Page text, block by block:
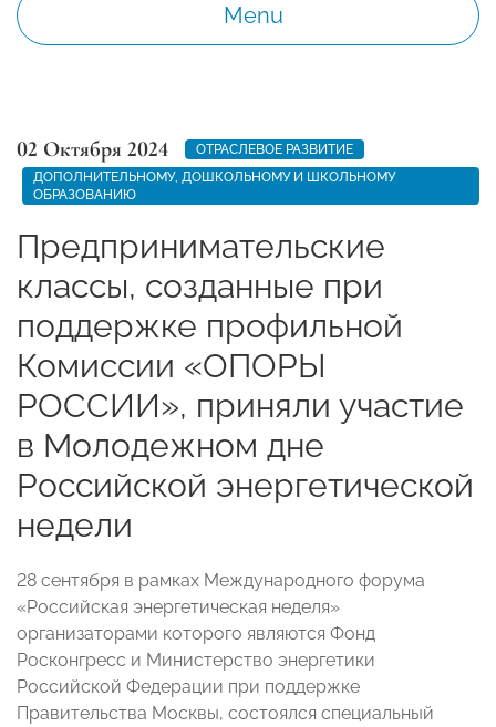
Menu
02 Октября 2024
ОТРАСЛЕВОЕ РАЗВИТИЕ
ДОПОЛНИТЕЛЬНОМУ, ДОШКОЛЬНОМУ И ШКОЛЬНОМУ
ОБРАЗОВАНИЮ
Предпринимательские
классы, созданные при
поддержке профильной
Комиссии «ОПОРЫ
РОССИИ», приняли участие
в Молодежном дне
Российской энергетической
недели
28 сентября в рамках Международного форума
«Российская энергетическая неделя»
организаторами которого являются Фонд
Росконгресс и Министерство энергетики
Российской Федерации при поддержке
Правительства Москвы, состоялся специальный